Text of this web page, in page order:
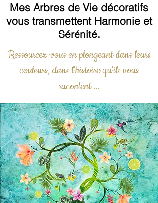
Mes Arbres de Vie décoratifs
vous transmettent Harmonie et
Sérénité.
Ressourcez-vous en plongeant dans leurs
couleurs, dans l'histoire qu'ils vous
racontent ...